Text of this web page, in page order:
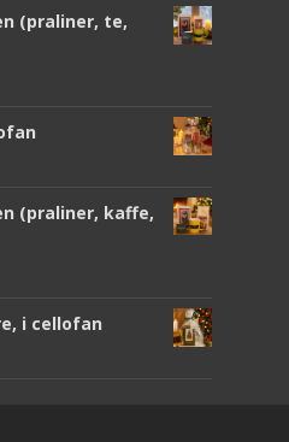
(praliner, te,
(praliner, kaffe,
i cellofan